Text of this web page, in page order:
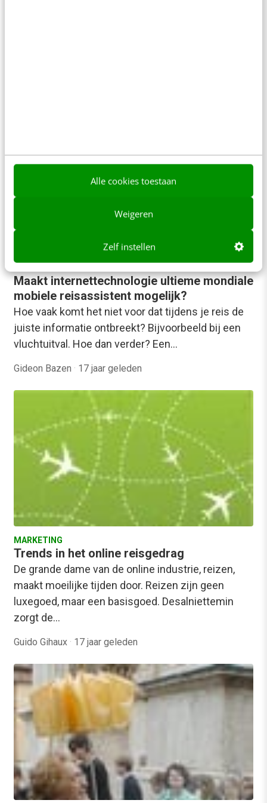
Alle cookies toestaan
Weigeren
Zelf instellen
Maakt internettechnologie ultieme mondiale
mobiele reisassistent mogelijk?
Hoe vaak komt het niet voor dat tijdens je reis de
juiste informatie ontbreekt? Bijvoorbeeld bij een
vluchtuitval. Hoe dan verder? Een…
Gideon Bazen · 17 jaar geleden
MARKETING
Trends in het online reisgedrag
De grande dame van de online industrie, reizen,
maakt moeilijke tijden door. Reizen zijn geen
luxegoed, maar een basisgoed. Desalniettemin
zorgt de…
Guido Gihaux · 17 jaar geleden